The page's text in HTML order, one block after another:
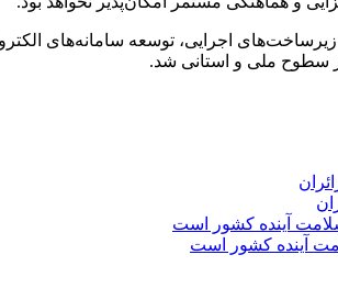
اجرایی، توسعه سامانه‌های
سطوح ملی و استانی شد.
آینده کشور است